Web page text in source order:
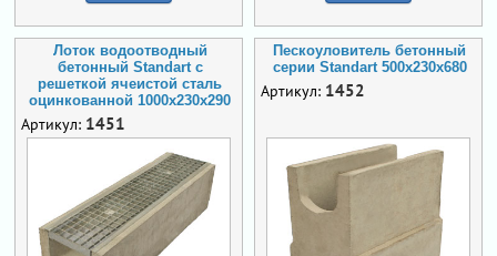
Лоток водоотводный
бетонный Standart с
решеткой ячеистой сталь
оцинкованной 1000x230x290
Артикул: 1451
Пескоуловитель бетонный
серии Standart 500x230x680
Артикул: 1452